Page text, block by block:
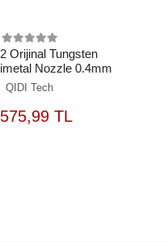
Orijinal Tungsten
Nozzle 0.4mm
QIDI Tech
TL
SEPETE
EKLE